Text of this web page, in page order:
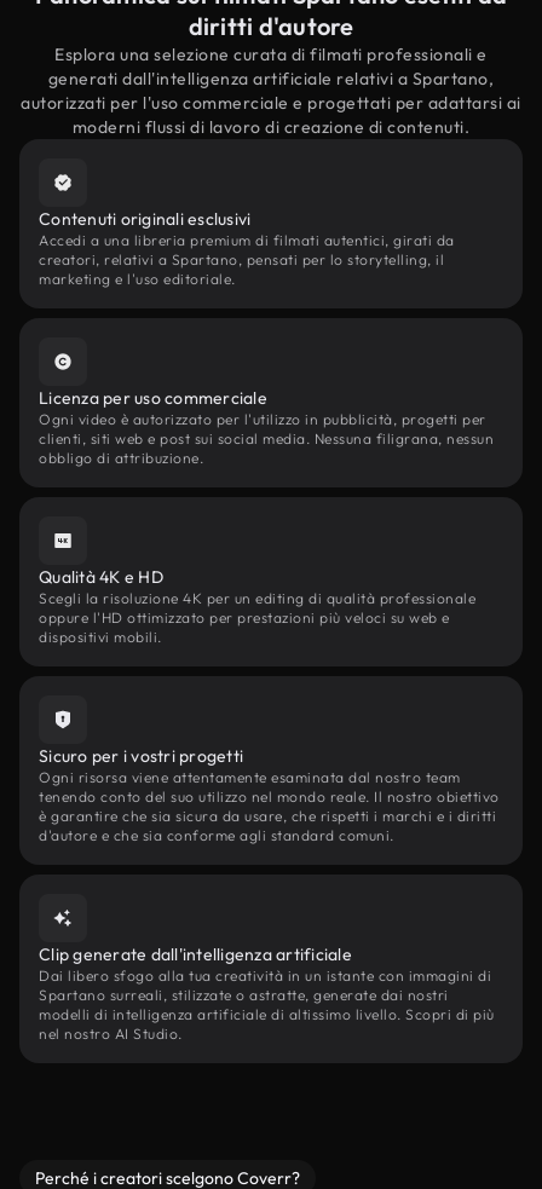
diritti d'autore
Esplora una selezione curata di filmati professionali e
generati dall'intelligenza artificiale relativi a Spartano,
autorizzati per l'uso commerciale e progettati per adattarsi ai
moderni flussi di lavoro di creazione di contenuti.
Contenuti originali esclusivi
Accedi a una libreria premium di filmati autentici, girati da
creatori, relativi a Spartano, pensati per lo storytelling, il
marketing e l'uso editoriale.
Licenza per uso commerciale
Ogni video è autorizzato per l'utilizzo in pubblicità, progetti per
clienti, siti web e post sui social media. Nessuna filigrana, nessun
obbligo di attribuzione.
Qualità 4K e HD
Scegli la risoluzione 4K per un editing di qualità professionale
oppure l'HD ottimizzato per prestazioni più veloci su web e
dispositivi mobili.
Sicuro per i vostri progetti
Ogni risorsa viene attentamente esaminata dal nostro team
tenendo conto del suo utilizzo nel mondo reale. Il nostro obiettivo
è garantire che sia sicura da usare, che rispetti i marchi e i diritti
d'autore e che sia conforme agli standard comuni.
Clip generate dall'intelligenza artificiale
Dai libero sfogo alla tua creatività in un istante con immagini di
Spartano surreali, stilizzate o astratte, generate dai nostri
modelli di intelligenza artificiale di altissimo livello. Scopri di più
nel nostro AI Studio.
Perché i creatori scelgono Coverr?